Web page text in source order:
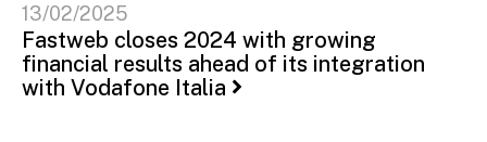
13/02/2025
Fastweb closes 2024 with growing
financial results ahead of its integration
with Vodafone Italia